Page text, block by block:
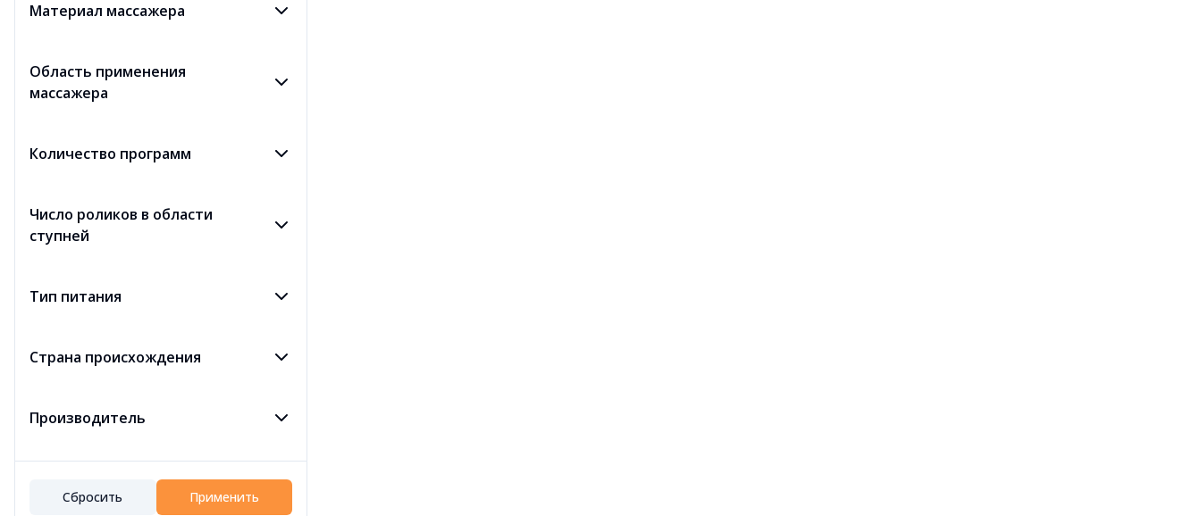
Материал массажера
Область применения
массажера
Количество программ
Число роликов в области
ступней
Тип питания
Страна происхождения
Производитель
Сбросить Применить